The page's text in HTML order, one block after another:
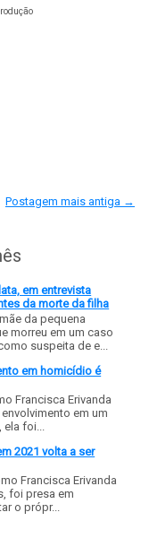
Postagem mais antiga →
em entrevista
da morte da filha
da pequena
morreu em um caso
suspeita de e...
em homicídio é
Francisca Erivanda
em um
ela foi...
2021 volta a ser
Francisca Erivanda
foi presa em
o própr...